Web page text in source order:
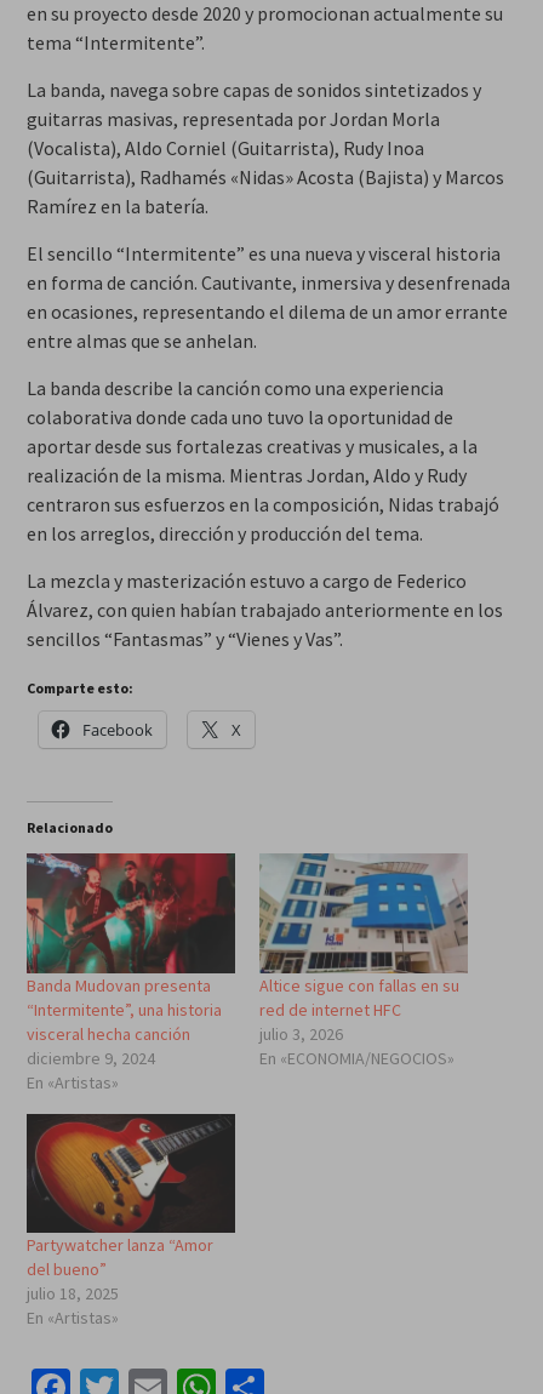
en su proyecto desde 2020 y promocionan actualmente su
tema “Intermitente”.
La banda, navega sobre capas de sonidos sintetizados y
guitarras masivas, representada por Jordan Morla
(Vocalista), Aldo Corniel (Guitarrista), Rudy Inoa
(Guitarrista), Radhamés «Nidas» Acosta (Bajista) y Marcos
Ramírez en la batería.
El sencillo “Intermitente” es una nueva y visceral historia
en forma de canción. Cautivante, inmersiva y desenfrenada
en ocasiones, representando el dilema de un amor errante
entre almas que se anhelan.
La banda describe la canción como una experiencia
colaborativa donde cada uno tuvo la oportunidad de
aportar desde sus fortalezas creativas y musicales, a la
realización de la misma. Mientras Jordan, Aldo y Rudy
centraron sus esfuerzos en la composición, Nidas trabajó
en los arreglos, dirección y producción del tema.
La mezcla y masterización estuvo a cargo de Federico
Álvarez, con quien habían trabajado anteriormente en los
sencillos “Fantasmas” y “Vienes y Vas”.
Comparte esto:
Facebook X
Relacionado
Banda Mudovan presenta
“Intermitente”, una historia
visceral hecha canción
diciembre 9, 2024
En «Artistas»
Altice sigue con fallas en su
red de internet HFC
julio 3, 2026
En «ECONOMIA/NEGOCIOS»
Partywatcher lanza “Amor
del bueno”
julio 18, 2025
En «Artistas»